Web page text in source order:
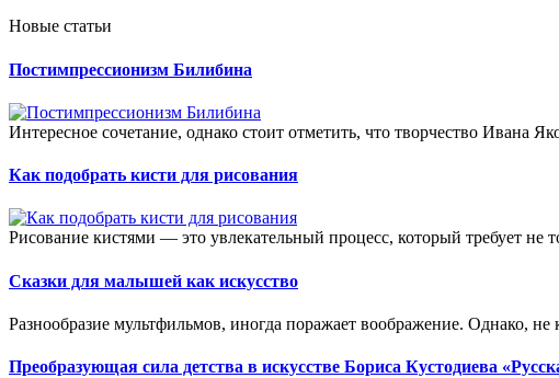
Новые статьи
Постимпрессионизм Билибина
Интересное сочетание, однако стоит отметить, что творчество Ивана
Как подобрать кисти для рисования
Рисование кистями — это увлекательный процесс, который требует не
Сказки для малышей как искусство
Разнообразие мультфильмов, иногда поражает воображение. Однако, не
Преобразующая сила детства в искусстве Бориса Кустодиева